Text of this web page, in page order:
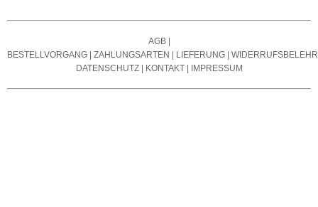
AGB|
BESTELLVORGANG
ZAHLUNGSARTEN LIEFERUNG
DATENSCHUTZ| KONTAKT| IMPRESSUM